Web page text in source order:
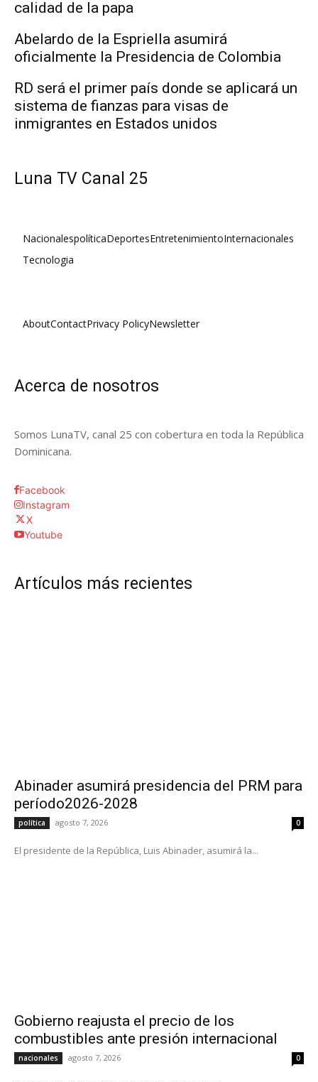
calidad de la papa
Abelardo de la Espriella asumirá
oficialmente la Presidencia de Colombia
RD será el primer país donde se aplicará un
sistema de fianzas para visas de
inmigrantes en Estados unidos
Luna TV Canal 25
NacionalespolíticaDeportesEntretenimientoInternacionales
Tecnologia
AboutContactPrivacy PolicyNewsletter
Acerca de nosotros
Somos LunaTV, canal 25 con cobertura en toda la República
Dominicana.
Facebook
Instagram
X
Youtube
Artículos más recientes
Abinader asumirá presidencia del PRM para
período2026-2028
política agosto 7, 2026 0
El presidente de la República, Luis Abinader, asumirá la...
Gobierno reajusta el precio de los
combustibles ante presión internacional
nacionales agosto 7, 2026 0